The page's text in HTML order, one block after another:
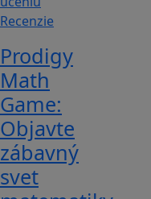
Recenzie
Prodigy
Math
Game:
Objavte
zábavný
svet